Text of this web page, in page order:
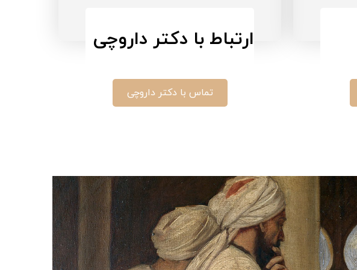
ارتباط با دکتر داروچی
تماس با دکتر داروچی